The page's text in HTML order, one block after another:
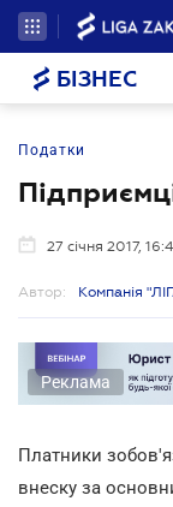
БІЗНЕС
Податки
27 січня 2017,
Автор: Компанія
Реклама
Платники
внеску за